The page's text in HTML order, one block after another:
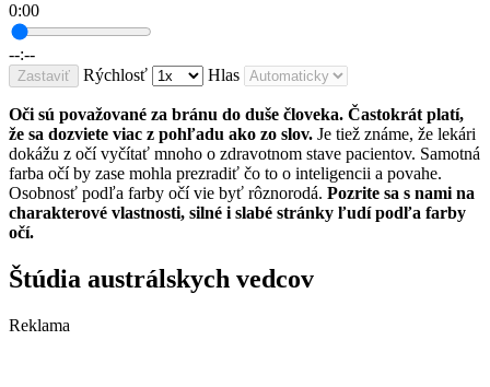
0:00
--:--
Zastaviť Rýchlosť Hlas
Oči sú považované za bránu do duše človeka. Častokrát platí,
že sa dozviete viac z pohľadu ako zo slov. Je tiež známe, že lekári
dokážu z očí vyčítať mnoho o zdravotnom stave pacientov. Samotná
farba očí by zase mohla prezradiť čo to o inteligencii a povahe.
Osobnosť podľa farby očí vie byť rôznorodá. Pozrite sa s nami na
charakterové vlastnosti, silné i slabé stránky ľudí podľa farby
očí.
Štúdia austrálskych vedcov
Reklama